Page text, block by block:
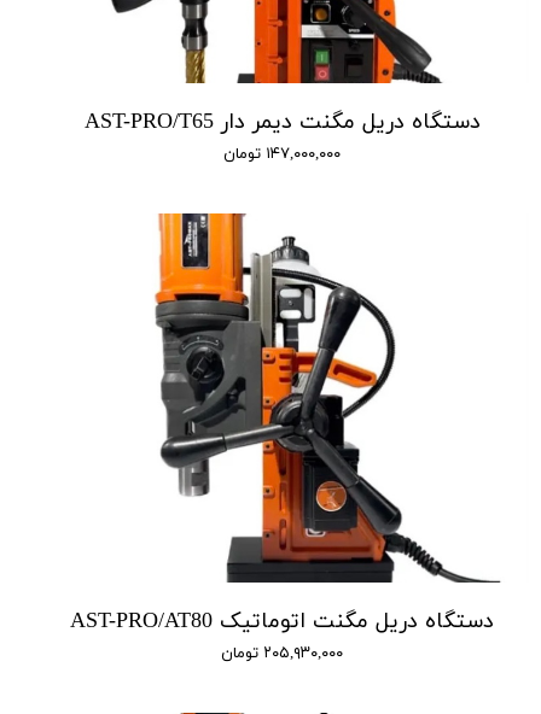
دستگاه دریل مگنت دیمر دار AST-PRO/T65
۱۴۷,۰۰۰,۰۰۰ تومان
دستگاه دریل مگنت اتوماتیک AST-PRO/AT80
۲۰۵,۹۳۰,۰۰۰ تومان